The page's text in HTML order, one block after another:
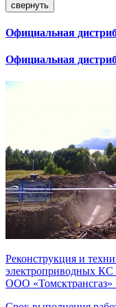
свернуть
Официальная
Официальная
Реконструкция и
электроприводных КС
ООО